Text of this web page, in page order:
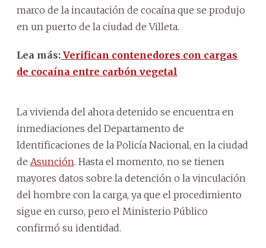
marco de la incautación de cocaína que se produjo
en un puerto de la ciudad de Villeta.
Lea más: Verifican contenedores con cargas
de cocaína entre carbón vegetal
La vivienda del ahora detenido se encuentra en
inmediaciones del Departamento de
Identificaciones de la Policía Nacional, en la ciudad
de Asunción. Hasta el momento, no se tienen
mayores datos sobre la detención o la vinculación
del hombre con la carga, ya que el procedimiento
sigue en curso, pero el Ministerio Público
confirmó su identidad.